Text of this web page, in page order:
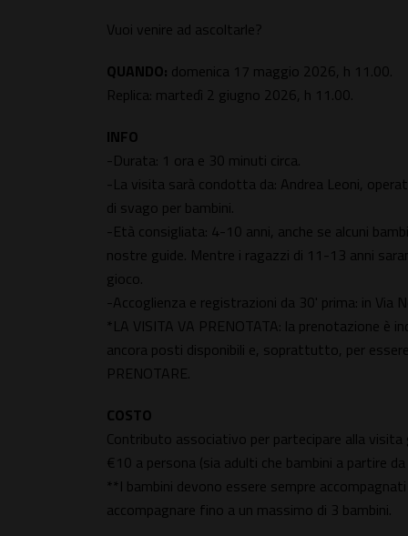
Vuoi venire ad ascoltarle?
QUANDO: domenica 17 maggio 2026, h 11.00.
Replica: martedì 2 giugno 2026, h 11.00.
INFO
-Durata: 1 ora e 30 minuti circa.
-La visita sarà condotta da: Andrea Leoni,
di svago per bambini.
-Età consigliata: 4-10 anni, anche se alcuni
nostre guide. Mentre i ragazzi di 11-13 anni
gioco.
-Accoglienza e registrazioni da 30' prima: in Via
*LA VISITA VA PRENOTATA: la prenotazione è
ancora posti disponibili e, soprattutto, per
PRENOTARE.
COSTO
Contributo associativo per partecipare alla visita
€10 a persona (sia adulti che bambini a partire da
**I bambini devono essere sempre
accompagnare fino a un massimo di 3 bambini.